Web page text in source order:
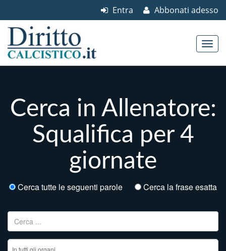
Abbonati adesso
Entra
Cerca in Allenatore:
Squalifica per 4
giornate
Cerca tutte le seguenti parole Cerca la frase esatta
Ricerca per: